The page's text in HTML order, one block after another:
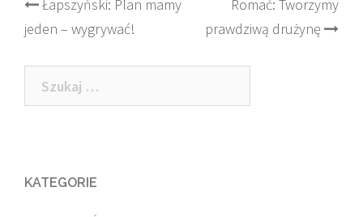
Post
navigation
Łapszyński: Plan mamy
jeden – wygrywać!
Romać: Tworzymy
prawdziwą drużynę
Szukaj:
KATEGORIE